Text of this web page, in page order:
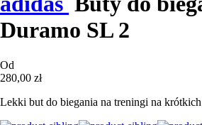
Duramo SL 2
Od
280,00 zł
Lekki but do biegania na treningi na